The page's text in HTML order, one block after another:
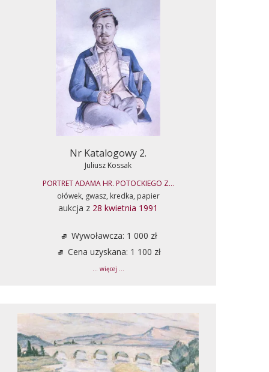
Nr Katalogowy 2.
Juliusz Kossak
PORTRET ADAMA HR. POTOCKIEGO Z...
ołówek, gwasz, kredka, papier
aukcja z 28 kwietnia 1991
Wywoławcza: 1 000 zł
Cena uzyskana: 1 100 zł
... więcej ...